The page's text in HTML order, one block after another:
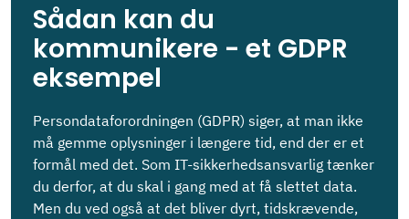
Sådan kan du
kommunikere - et GDPR
eksempel
Persondataforordningen (GDPR) siger, at man ikke
må gemme oplysninger i længere tid, end der er et
formål med det. Som IT-sikkerhedsansvarlig tænker
du derfor, at du skal i gang med at få slettet data.
Men du ved også at det bliver dyrt, tidskrævende,